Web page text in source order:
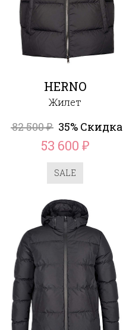
HERNO
Жилет
82 500₽ 35% Скидка
53 600 ₽
SALE